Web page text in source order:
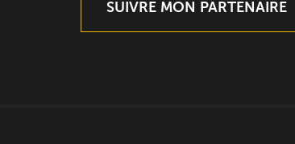
SUIVRE MON PARTENAIRE